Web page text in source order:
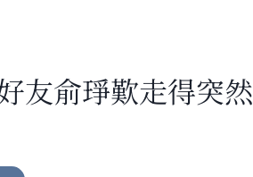
友俞琤歎走得突然